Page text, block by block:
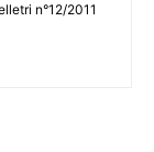
n°12/2011